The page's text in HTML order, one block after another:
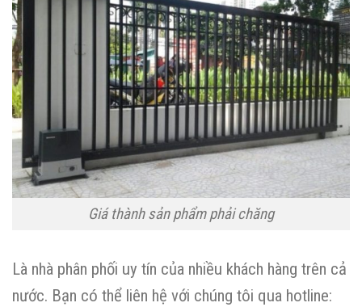
Giá thành sản phẩm phải chăng
Là nhà phân phối uy tín của nhiều khách hàng trên cả
nước. Bạn có thể liên hệ với chúng tôi qua hotline: